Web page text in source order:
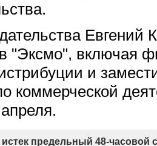
Евгений
"Эксмо", включая
и
коммерческой
предельный 48-часовой